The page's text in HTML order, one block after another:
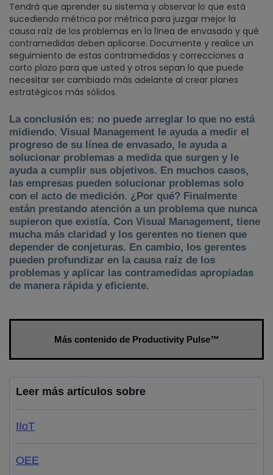
Tendrá que aprender su sistema y observar lo que está
sucediendo métrica por métrica para juzgar mejor la
causa raíz de los problemas en la línea de envasado y qué
contramedidas deben aplicarse. Documente y realice un
seguimiento de estas contramedidas y correcciones a
corto plazo para que usted y otros sepan lo que puede
necesitar ser cambiado más adelante al crear planes
estratégicos más sólidos.
La conclusión es: no puede arreglar lo que no está
midiendo. Visual Management le ayuda a medir el
progreso de su línea de envasado, le ayuda a
solucionar problemas a medida que surgen y le
ayuda a cumplir sus objetivos. En muchos casos,
las empresas pueden solucionar problemas solo
con el acto de medición. ¿Por qué? Finalmente
están prestando atención a un problema que nunca
supieron que existía. Con Visual Management, tiene
mucha más claridad y los gerentes no tienen que
depender de conjeturas. En cambio, los gerentes
pueden profundizar en la causa raíz de los
problemas y aplicar las contramedidas apropiadas
de manera rápida y eficiente.
Más contenido de Productivity Pulse™
Leer más artículos sobre
IIoT
OEE